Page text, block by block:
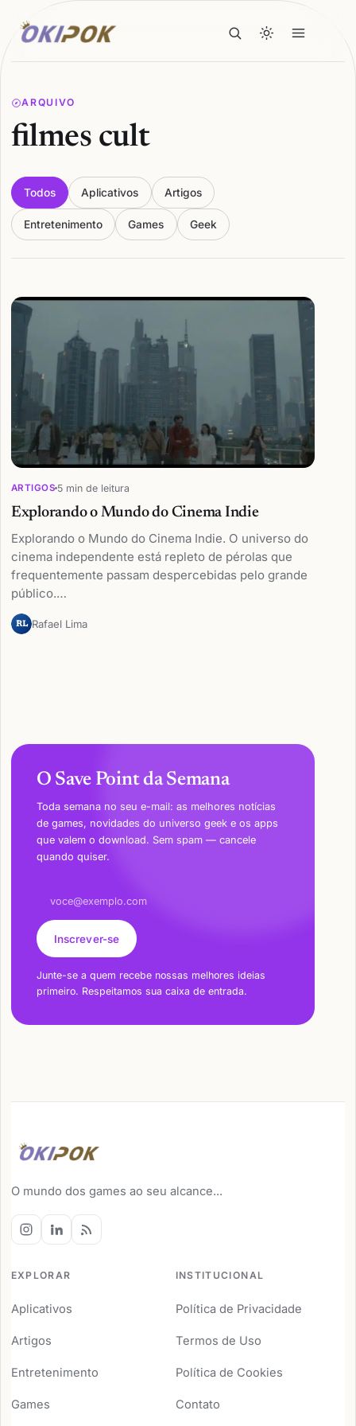
ARQUIVO
filmes cult
Todos Aplicativos Artigos
Entretenimento Games Geek
Articles
ARTIGOS 5 min de leitura
Explorando o Mundo do Cinema Indie
Explorando o Mundo do Cinema Indie. O universo do
cinema independente está repleto de pérolas que
frequentemente passam despercebidas pelo grande
público.…
RL Rafael Lima
O Save Point da Semana
Toda semana no seu e-mail: as melhores notícias
de games, novidades do universo geek e os apps
que valem o download. Sem spam — cancele
quando quiser.
Inscrever-se
Junte-se a quem recebe nossas melhores ideias
primeiro. Respeitamos sua caixa de entrada.
O mundo dos games ao seu alcance...
EXPLORAR
Aplicativos
Artigos
Entretenimento
Games
INSTITUCIONAL
Política de Privacidade
Termos de Uso
Política de Cookies
Contato